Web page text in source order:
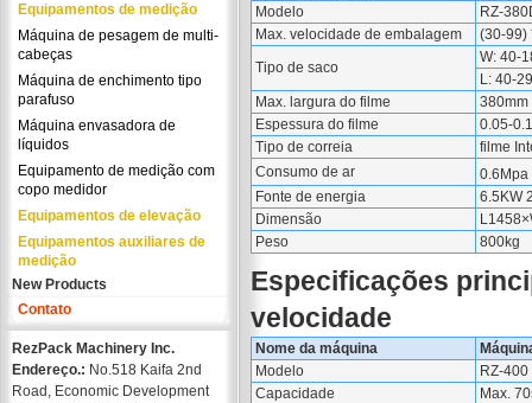
Equipamentos de medição
Máquina de pesagem de multi-
cabeças
Máquina de enchimento tipo
parafuso
Máquina envasadora de
líquidos
Equipamento de medição com
copo medidor
Equipamentos de elevação
Equipamentos auxiliares de
medição
New Products
Contato
RezPack Machinery Inc.
Endereço.: No.518 Kaifa 2nd
Road, Economic Development
Modelo
RZ-
Max. velocidade de embalagem
(30-99)
Tipo de saco
W: 40-
L: 40-
Max. largura do filme
380mm
Espessura do filme
0.05-
Tipo de correia
filme
Consumo de ar
0.6Mpa
Fonte de energia
6.5KW
Dimensão
Peso
800kg
Especificações
velocidade
Nome da máquina
Modelo
RZ-400
Capacidade
Max.